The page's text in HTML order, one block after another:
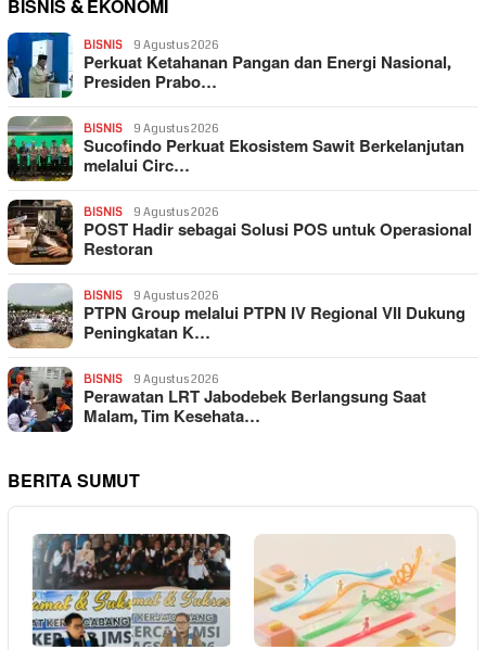
BISNIS & EKONOMI
BISNIS 9 Agustus 2026
Perkuat Ketahanan Pangan dan Energi Nasional,
Presiden Prabo…
BISNIS 9 Agustus 2026
Sucofindo Perkuat Ekosistem Sawit Berkelanjutan
melalui Circ…
BISNIS 9 Agustus 2026
POST Hadir sebagai Solusi POS untuk Operasional
Restoran
BISNIS 9 Agustus 2026
PTPN Group melalui PTPN IV Regional VII Dukung
Peningkatan K…
BISNIS 9 Agustus 2026
Perawatan LRT Jabodebek Berlangsung Saat
Malam, Tim Kesehata…
BERITA SUMUT